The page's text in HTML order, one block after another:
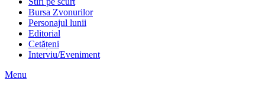
Bursa Zvonurilor
Personajul lunii
Editorial
Cetățeni
Interviu/Eveniment
Menu